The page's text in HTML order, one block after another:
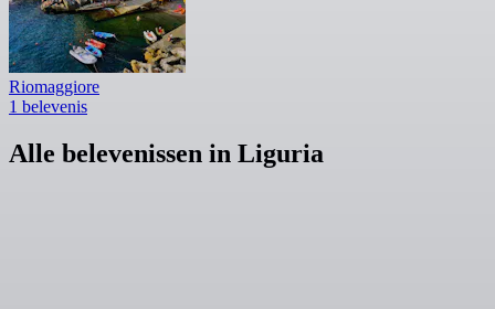
Riomaggiore
1 belevenis
Alle belevenissen in Liguria